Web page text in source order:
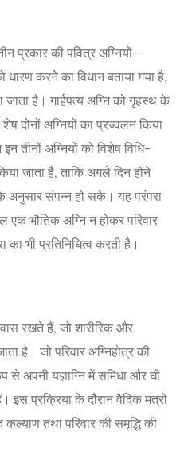
प्रकार की पवित्र अग्नियों—
धारण करने का विधान बताया गया है,
जाता है। गार्हपत्य अग्नि को गृहस्थ के
दोनों अग्नियों का प्रज्वलन किया
तीनों अग्नियों को विशेष विधि-
जाता है, ताकि अगले दिन होने
के अनुसार संपन्न हो सके। यह परंपरा
एक भौतिक अग्नि न होकर परिवार
का भी प्रतिनिधित्व करती है।
रखते हैं, जो शारीरिक और
है। जो परिवार अग्निहोत्र की
से अपनी यज्ञाग्नि में समिधा और घी
प्रक्रिया के दौरान वैदिक मंत्रों
तथा परिवार की समृद्धि की